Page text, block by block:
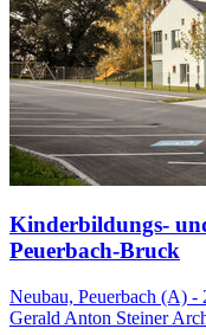
Kinderbildungs-
Peuerbach-Bruck
Neubau, Peuerbach (A) -
Gerald Anton Steiner